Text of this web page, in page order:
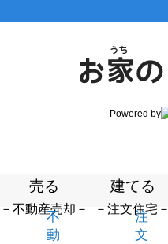
Powered by
売る
－不動産売却－
不
動
建てる
－注文住宅－
注
文